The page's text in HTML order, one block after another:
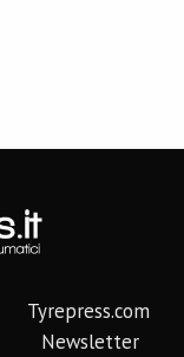
Tyrepress.com
Newsletter